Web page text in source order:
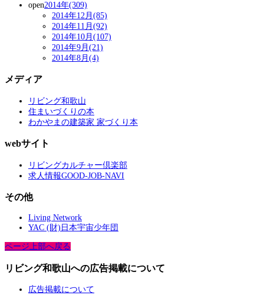
open2014年(309)
2014年12月(85)
2014年11月(92)
2014年10月(107)
2014年9月(21)
2014年8月(4)
メディア
リビング和歌山
住まいづくりの本
わかやまの建築家 家づくり本
webサイト
リビングカルチャー倶楽部
求人情報GOOD-JOB-NAVI
その他
Living Network
YAC (財)日本宇宙少年団
ページ上部へ戻る
リビング和歌山への広告掲載について
広告掲載について